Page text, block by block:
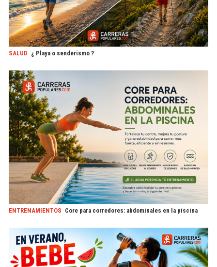
SALUD ¿ Playa o senderismo ?
ENTRENAMIENTOS Core para corredores: abdominales en la piscina